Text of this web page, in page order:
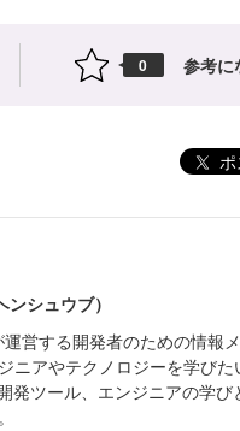
0 参考に
ポ
シュウブ）
営する開発者のための情報
ニアやテクノロジーを学びた
発ツール、エンジニアの学び